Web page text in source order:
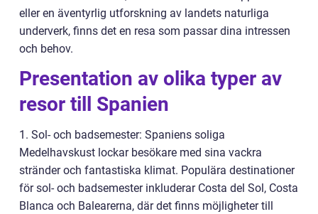
eller en äventyrlig utforskning av landets naturliga
underverk, finns det en resa som passar dina intressen
och behov.
Presentation av olika typer av
resor till Spanien
1. Sol- och badsemester: Spaniens soliga
Medelhavskust lockar besökare med sina vackra
stränder och fantastiska klimat. Populära destinationer
för sol- och badsemester inkluderar Costa del Sol, Costa
Blanca och Balearerna, där det finns möjligheter till